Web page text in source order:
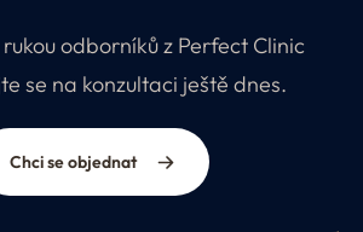
odborníků z Perfect Clinic
se na konzultaci ještě dnes.
Chci se objednat